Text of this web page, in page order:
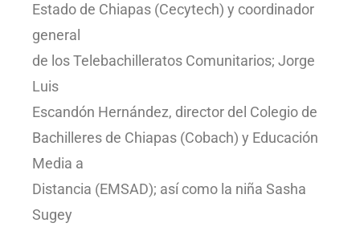
Estado de Chiapas (Cecytech) y coordinador
general
de los Telebachilleratos Comunitarios; Jorge
Luis
Escandón Hernández, director del Colegio de
Bachilleres de Chiapas (Cobach) y Educación
Media a
Distancia (EMSAD); así como la niña Sasha
Sugey